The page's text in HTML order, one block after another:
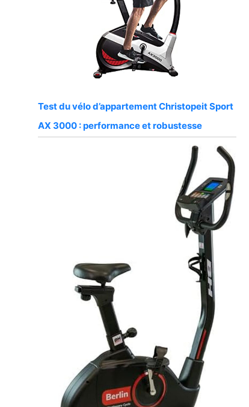
Test du vélo d’appartement Christopeit Sport
AX 3000 : performance et robustesse